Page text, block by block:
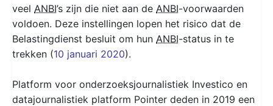
veel ANBI’s zijn die niet aan de ANBI-voorwaarden
voldoen. Deze instellingen lopen het risico dat de
Belastingdienst besluit om hun ANBI-status in te
trekken (10 januari 2020).
Platform voor onderzoeksjournalistiek Investico en
datajournalistiek platform Pointer deden in 2019 een